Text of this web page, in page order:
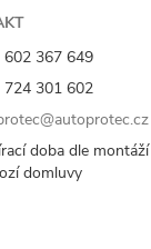
602 367 649
724 301 602
doba dle
domluvy